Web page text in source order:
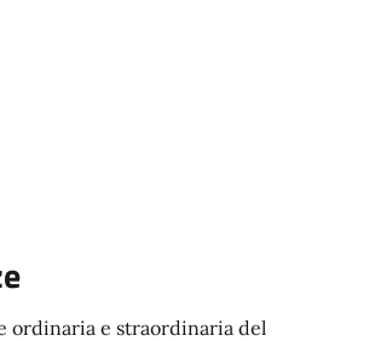
ordinaria e straordinaria del